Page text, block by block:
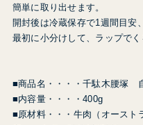
簡単に取り出せます。
開封後は冷蔵保存で1週間目安
最初に小分けして、ラップでく
■商品名・・・・千駄木腰塚
■内容量・・・・400g
■原材料・・・牛肉（オースト